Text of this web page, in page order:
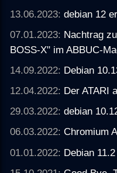
13.06.2023:debian 12
07.01.2023: Nachtrag
BOSS-X" im ABBUC-
14.09.2022: Debian
12.04.2022: Der ATARI
29.03.2022:debian
06.03.2022:Chromium
01.01.2022: Debian